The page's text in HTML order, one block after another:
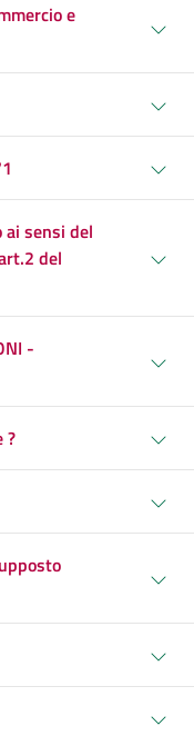
e
ai sensi del
del
-
?